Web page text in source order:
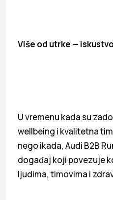
Više od utrke —
U vremenu kada su
wellbeing i kvalitetna
nego ikada, Audi B2B
događaj koji povezuje
ljudima, timovima i